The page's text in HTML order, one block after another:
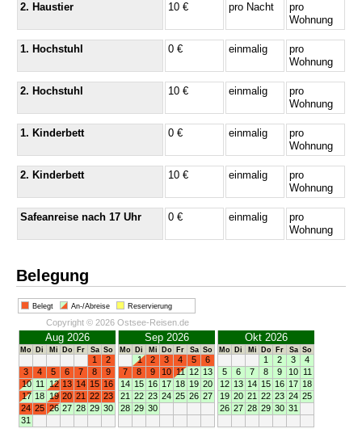
2. Haustier 10 € pro Nacht
pro
Wohnung
1. Hochstuhl 0 € einmalig
pro
Wohnung
2. Hochstuhl 10 € einmalig
pro
Wohnung
1. Kinderbett 0 € einmalig
pro
Wohnung
2. Kinderbett 10 € einmalig
pro
Wohnung
Safeanreise nach 17 Uhr 0 € einmalig
pro
Wohnung
Belegung
Belegt An-/Abreise Reservierung
Copyright © 2026 Ostsee-Reisen.de
Aug 2026
Mo Di Mi Do Fr Sa So
1
2
3
4 5 6 7 8
9
10 11 12 13 14 15 16
17 18 19 20 21 22 23
24 25 26 27 28 29 30
31
Sep 2026
Mo Di Mi Do Fr Sa So
1 2 3 4 5
6
7
8 9 10 11 12 13
14 15 16 17 18 19 20
21
22 23 24 25 26 27
28 29 30
Okt 2026
Mo Di Mi Do Fr Sa So
1 2 3
4
5
6 7 8 9 10 11
12 13 14 15 16 17 18
19 20 21 22 23 24 25
26 27 28 29 30 31